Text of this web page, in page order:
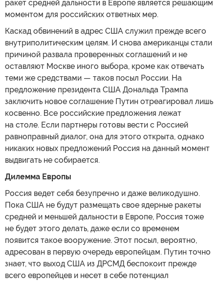
ракет средней дальности в Европе является решающим
моментом для российских ответных мер.
Каскад обвинений в адрес США служил прежде всего
внутриполитическим целям. И снова американцы стали
причиной развала проверенных соглашений и не
оставляют Москве иного выбора, кроме как отвечать
теми же средствами — таков посыл России. На
предложение президента США Дональда Трампа
заключить новое соглашение Путин отреагировал лишь
косвенно. Все российские предложения лежат
на столе. Если партнеры готовы вести с Россией
равноправный диалог, она для этого открыта, однако
никаких новых предложений Россия на данный момент
выдвигать не собирается.
Дилемма Европы
Россия ведет себя безупречно и даже великодушно.
Пока США не будут размещать свое ядерные ракеты
средней и меньшей дальности в Европе, Россия тоже
не будет этого делать, даже если со временем
появится такое вооружение. Этот посыл, вероятно,
адресован в первую очередь европейцам. Путин точно
знает, что выход США из ДРСМД беспокоит прежде
всего европейцев и несет в себе потенциал